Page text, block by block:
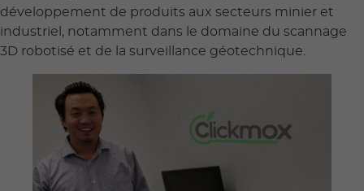
développement de produits aux secteurs minier et
industriel, notamment dans le domaine du scannage
3D robotisé et de la surveillance géotechnique.